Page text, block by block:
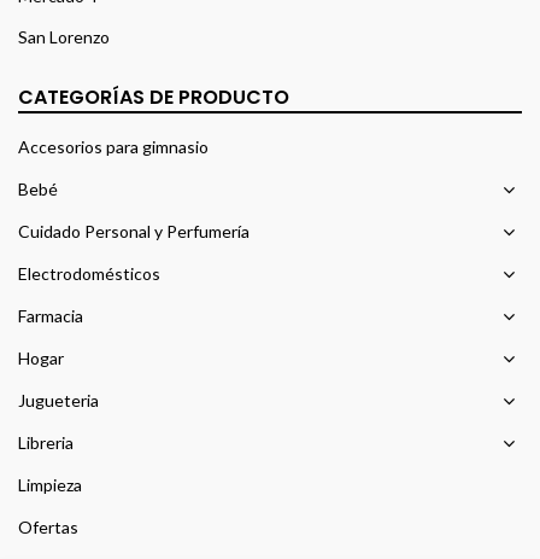
San Lorenzo
CATEGORÍAS DE PRODUCTO
Accesorios para gimnasio
Bebé
Cuidado Personal y Perfumería
Electrodomésticos
Farmacia
Hogar
Jugueteria
Libreria
Limpieza
Ofertas